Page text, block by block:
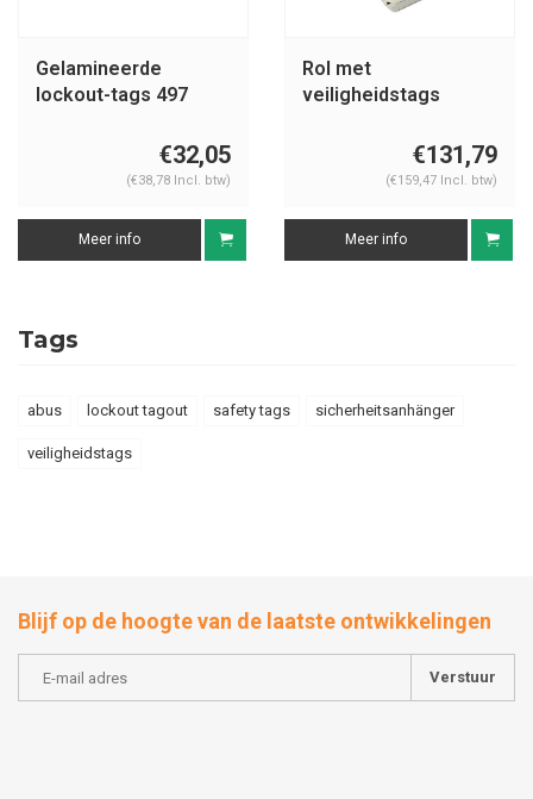
Gelamineerde
lockout-tags 497
€32,05
(€38,78 Incl. btw)
Meer info
Rol met
veiligheidstags
€131,79
(€159,47 Incl. btw)
Meer info
Tags
abus lockout tagout safety tags sicherheitsanhänger
veiligheidstags
Blijf op de hoogte van de laatste ontwikkelingen
Verstuur